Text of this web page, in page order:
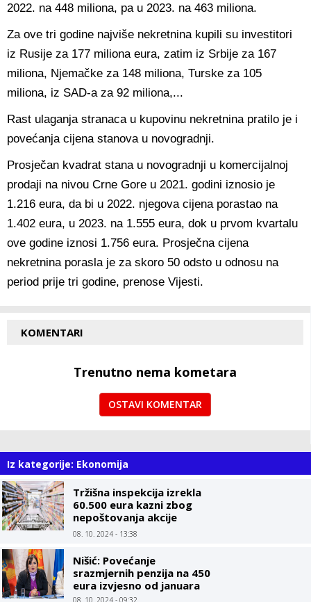
2022. na 448 miliona, pa u 2023. na 463 miliona.
Za ove tri godine najviše nekretnina kupili su investitori
iz Rusije za 177 miliona eura, zatim iz Srbije za 167
miliona, Njemačke za 148 miliona, Turske za 105
miliona, iz SAD-a za 92 miliona,...
Rast ulaganja stranaca u kupovinu nekretnina pratilo je i
povećanja cijena stanova u novogradnji.
Prosječan kvadrat stana u novogradnji u komercijalnoj
prodaji na nivou Crne Gore u 2021. godini iznosio je
1.216 eura, da bi u 2022. njegova cijena porastao na
1.402 eura, u 2023. na 1.555 eura, dok u prvom kvartalu
ove godine iznosi 1.756 eura. Prosječna cijena
nekretnina porasla je za skoro 50 odsto u odnosu na
period prije tri godine, prenose Vijesti.
KOMENTARI
Trenutno nema kometara
OSTAVI KOMENTAR
Iz kategorije: Ekonomija
Tržišna inspekcija izrekla
60.500 eura kazni zbog
nepoštovanja akcije
Limitirane cijene
08. 10. 2024 - 13:38
Nišić: Povećanje
srazmjernih penzija na 450
eura izvjesno od januara
08. 10. 2024 - 09:32